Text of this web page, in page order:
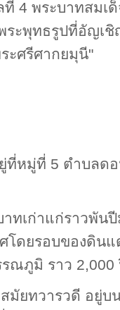
4 พระบาทสมเ
ระพุทธรูปที่อัญเ
ะศรีศากยมุนี"
ที่หมู่ที่ 5 ตำบลด
ทเก่าแก่ราวพัน
โดยรอบของดิน
ณภูมิ ราว 2,000
มัยทวารวดี อยู่บ